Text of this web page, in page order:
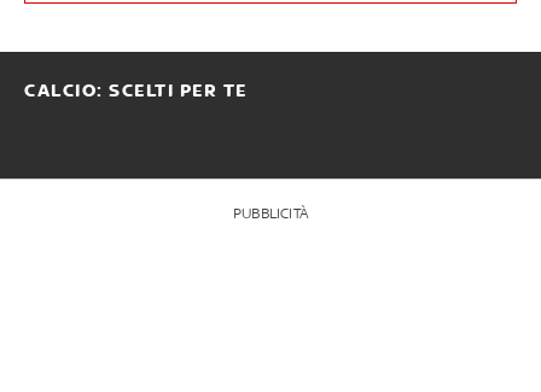
CALCIO: SCELTI PER TE
PUBBLICITÀ